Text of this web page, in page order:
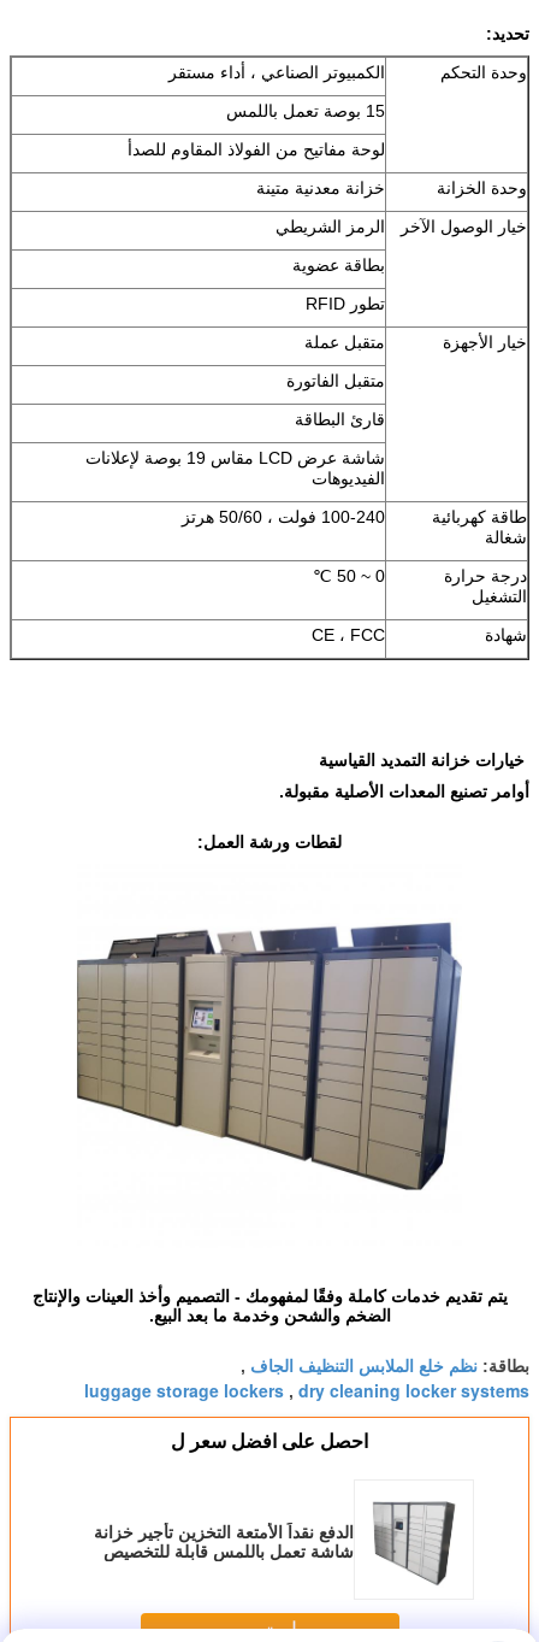
تحديد:
وحدة التحكم
الكمبيوتر الصناعي ، أداء مستقر
15 بوصة تعمل باللمس
لوحة مفاتيح من الفولاذ المقاوم للصدأ
وحدة الخزانة
خزانة معدنية متينة
خيار الوصول الآخر
الرمز الشريطي
بطاقة عضوية
تطور RFID
خيار الأجهزة
متقبل عملة
متقبل الفاتورة
قارئ البطاقة
شاشة عرض LCD مقاس 19 بوصة لإعلانات
الفيديوهات
طاقة كهربائية
شغالة
100-240 فولت ، 50/60 هرتز
درجة حرارة
التشغيل
0 ~ 50 ℃
شهادة CE ، FCC
خيارات خزانة التمديد القياسية
أوامر تصنيع المعدات الأصلية مقبولة.
لقطات ورشة العمل:
يتم تقديم خدمات كاملة وفقًا لمفهومك - التصميم وأخذ العينات والإنتاج
الضخم والشحن وخدمة ما بعد البيع.
بطاقة: نظم خلع الملابس التنظيف الجاف ,
dry cleaning locker systems
,
luggage storage lockers
احصل على افضل سعر ل
الدفع نقداً الأمتعة التخزين تأجير خزانة
شاشة تعمل باللمس قابلة للتخصيص
استمر